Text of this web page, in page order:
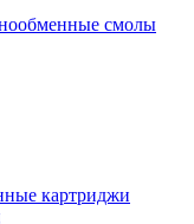
смолы
картриджи